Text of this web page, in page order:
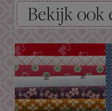
Bekijk ook